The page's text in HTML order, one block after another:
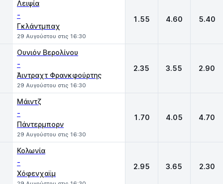
Λειψία
-
Γκλάντμπαχ
29 Αυγούστου στις 16:30
1.55 4.60 5.40
Ουνιόν Βερολίνου
-
Άιντραχτ Φρανκφούρτης
29 Αυγούστου στις 16:30
2.35 3.55 2.90
Μάιντζ
-
Πάντερμπορν
29 Αυγούστου στις 16:30
1.70 4.05 4.70
Κολωνία
-
Χόφενχαϊμ
2.95 3.65 2.30